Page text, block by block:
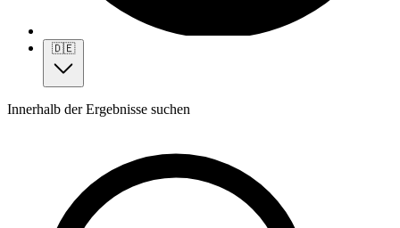
🇩🇪
Innerhalb der Ergebnisse suchen